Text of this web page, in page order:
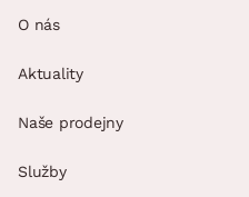
O nás
Aktuality
Naše prodejny
Služby